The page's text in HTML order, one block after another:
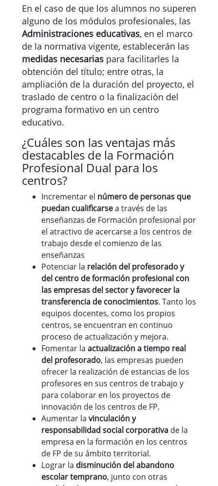
En el caso de que los alumnos no superen
alguno de los módulos profesionales, las
Administraciones educativas, en el marco
de la normativa vigente, establecerán las
medidas necesarias para facilitarles la
obtención del título; entre otras, la
ampliación de la duración del proyecto, el
traslado de centro o la finalización del
programa formativo en un centro
educativo.
¿Cuáles son las ventajas más
destacables de la Formación
Profesional Dual para los
centros?
Incrementar el número de personas que
puedan cualificarsea través de las
enseñanzas de Formación profesional por
el atractivo de acercarse a los centros de
trabajo desde el comienzo de las
enseñanzas
Potenciar la relación del profesorado y
del centro de formación profesional con
las empresas del sector y favorecer la
transferencia de conocimientos. Tanto los
equipos docentes, como los propios
centros, se encuentran en continuo
proceso de actualización y mejora.
Fomentar la actualización a tiempo real
del profesorado, las empresas pueden
ofrecer la realización de estancias de los
profesores en sus centros de trabajo y
para colaborar en los proyectos de
innovación de los centros de FP.
Aumentar la vinculación y
responsabilidad social corporativa de la
empresa en la formación en los centros
de FP de su ámbito territorial.
Lograr la disminución del abandono
escolar temprano, junto con otras